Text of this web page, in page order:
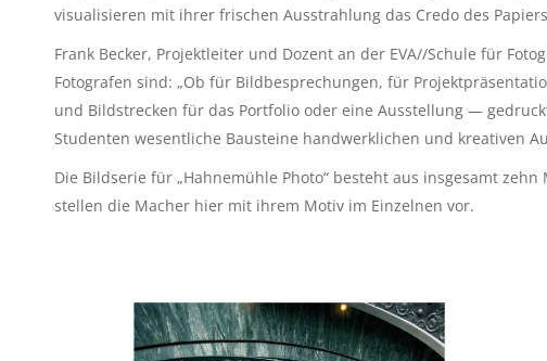
visualisieren mit ihrer frischen Ausstrahlung das Credo des
Frank Becker, Projektleiter und Dozent an der EVA//Schule für
Fotografen sind: „Ob für Bildbesprechungen, für
und Bildstrecken für das Portfolio oder eine Ausstellung —
Studenten wesentliche Bausteine handwerklichen und kreativen
Die Bildserie für „Hahnemühle Photo“ besteht aus insgesamt
stellen die Macher hier mit ihrem Motiv im Einzelnen vor.